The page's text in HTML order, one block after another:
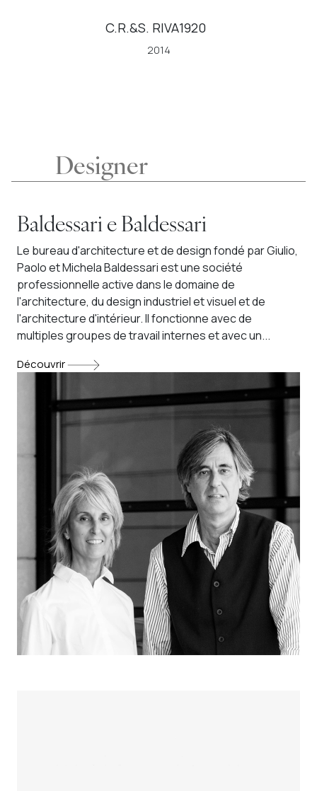
C.R.&S. RIVA1920
2014
Designer
Baldessari e Baldessari
Le bureau d'architecture et de design fondé par Giulio,
Paolo et Michela Baldessari est une société
professionnelle active dans le domaine de
l'architecture, du design industriel et visuel et de
l'architecture d'intérieur. Il fonctionne avec de
multiples groupes de travail internes et avec un...
Découvrir